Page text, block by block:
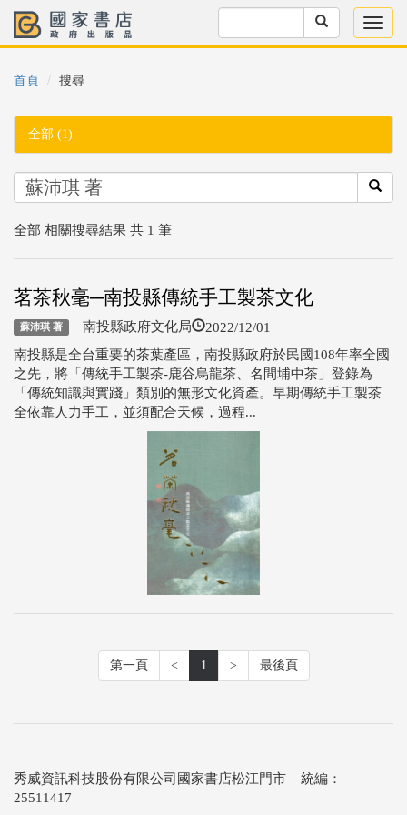
首頁 搜尋
全部 (1)
全部 相關搜尋結果 共 1 筆
茗茶秋毫─南投縣傳統手工製茶文化
蘇沛琪 著 南投縣政府文化局 2022/12/01
南投縣是全台重要的茶葉產區，南投縣政府於民國108年率全國
之先，將「傳統手工製茶-鹿谷烏龍茶、名間埔中茶」登錄為
「傳統知識與實踐」類別的無形文化資產。早期傳統手工製茶
全依靠人力手工，並須配合天候，過程...
第一頁 < 1 > 最後頁
秀威資訊科技股份有限公司國家書店松江門市 統編：
25511417